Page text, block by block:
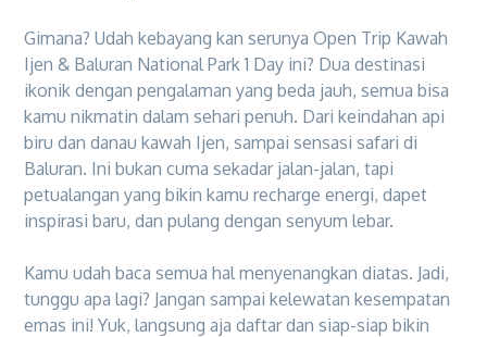
Gimana? Udah kebayang kan serunya Open Trip Kawah
Ijen & Baluran National Park 1 Day ini? Dua destinasi
ikonik dengan pengalaman yang beda jauh, semua bisa
kamu nikmatin dalam sehari penuh. Dari keindahan api
biru dan danau kawah Ijen, sampai sensasi safari di
Baluran. Ini bukan cuma sekadar jalan-jalan, tapi
petualangan yang bikin kamu recharge energi, dapet
inspirasi baru, dan pulang dengan senyum lebar.
Kamu udah baca semua hal menyenangkan diatas. Jadi,
tunggu apa lagi? Jangan sampai kelewatan kesempatan
emas ini! Yuk, langsung aja daftar dan siap-siap bikin